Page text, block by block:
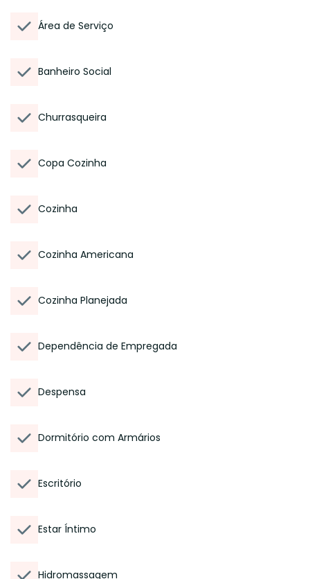
Área de Serviço
Banheiro Social
Churrasqueira
Copa Cozinha
Cozinha
Cozinha Americana
Cozinha Planejada
Dependência de Empregada
Despensa
Dormitório com Armários
Escritório
Estar Íntimo
Hidromassagem